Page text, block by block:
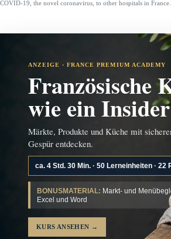
COVID-19, the novel coronavirus, to other hospitals in
ANZEIGE · FRANCE PREMIUM ACADEMY
Französische
wie ein Insider
Märkte, Produkte und Küche mit
Gespür entdecken.
ca. 4 Std. 30 Min. · 50 Lerneinheiten · 22
BONUSMATERIAL: Markt- und
Excel und Word
KURS ANSEHEN →